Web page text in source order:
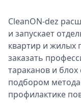
Афиша
Книги
Пресс-
О
Metro
CleanON-dez
и запускает
квартир и жилых
заказать
тараканов и
подбором
профилактике